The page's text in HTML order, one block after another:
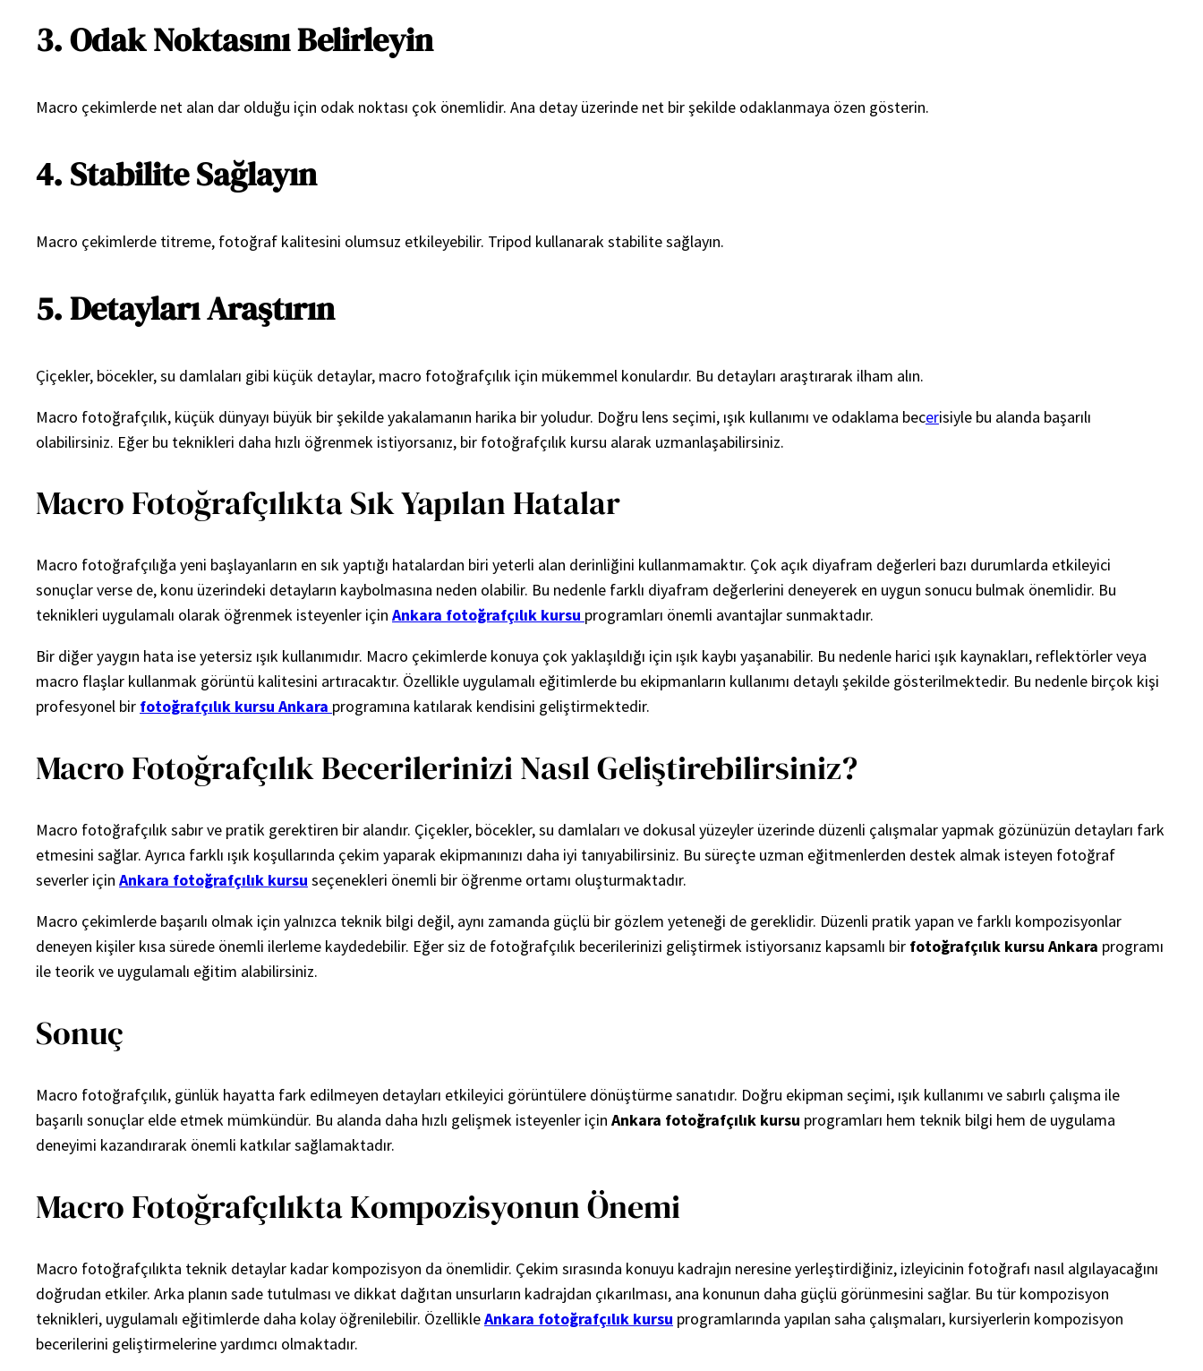
3. Odak Noktasını Belirleyin
Macro çekimlerde net alan dar olduğu için odak noktası çok önemlidir. Ana detay üzerinde net bir şekilde odaklanmaya özen gösterin.
4. Stabilite Sağlayın
Macro çekimlerde titreme, fotoğraf kalitesini olumsuz etkileyebilir. Tripod kullanarak stabilite sağlayın.
5. Detayları Araştırın
Çiçekler, böcekler, su damlaları gibi küçük detaylar, macro fotoğrafçılık için mükemmel konulardır. Bu detayları araştırarak ilham alın.
Macro fotoğrafçılık, küçük dünyayı büyük bir şekilde yakalamanın harika bir yoludur. Doğru lens seçimi, ışık kullanımı ve odaklama becerisiyle bu alanda başarılı
olabilirsiniz. Eğer bu teknikleri daha hızlı öğrenmek istiyorsanız, bir fotoğrafçılık kursu alarak uzmanlaşabilirsiniz.
Macro Fotoğrafçılıkta Sık Yapılan Hatalar
Macro fotoğrafçılığa yeni başlayanların en sık yaptığı hatalardan biri yeterli alan derinliğini kullanmamaktır. Çok açık diyafram değerleri bazı durumlarda etkileyici
sonuçlar verse de, konu üzerindeki detayların kaybolmasına neden olabilir. Bu nedenle farklı diyafram değerlerini deneyerek en uygun sonucu bulmak önemlidir. Bu
teknikleri uygulamalı olarak öğrenmek isteyenler için Ankara fotoğrafçılık kursu programları önemli avantajlar sunmaktadır.
Bir diğer yaygın hata ise yetersiz ışık kullanımıdır. Macro çekimlerde konuya çok yaklaşıldığı için ışık kaybı yaşanabilir. Bu nedenle harici ışık kaynakları, reflektörler veya
macro flaşlar kullanmak görüntü kalitesini artıracaktır. Özellikle uygulamalı eğitimlerde bu ekipmanların kullanımı detaylı şekilde gösterilmektedir. Bu nedenle birçok kişi
profesyonel bir fotoğrafçılık kursu Ankara programına katılarak kendisini geliştirmektedir.
Macro Fotoğrafçılık Becerilerinizi Nasıl Geliştirebilirsiniz?
Macro fotoğrafçılık sabır ve pratik gerektiren bir alandır. Çiçekler, böcekler, su damlaları ve dokusal yüzeyler üzerinde düzenli çalışmalar yapmak gözünüzün detayları fark
etmesini sağlar. Ayrıca farklı ışık koşullarında çekim yaparak ekipmanınızı daha iyi tanıyabilirsiniz. Bu süreçte uzman eğitmenlerden destek almak isteyen fotoğraf
severler için Ankara fotoğrafçılık kursu seçenekleri önemli bir öğrenme ortamı oluşturmaktadır.
Macro çekimlerde başarılı olmak için yalnızca teknik bilgi değil, aynı zamanda güçlü bir gözlem yeteneği de gereklidir. Düzenli pratik yapan ve farklı kompozisyonlar
deneyen kişiler kısa sürede önemli ilerleme kaydedebilir. Eğer siz de fotoğrafçılık becerilerinizi geliştirmek istiyorsanız kapsamlı bir fotoğrafçılık kursu Ankara programı
ile teorik ve uygulamalı eğitim alabilirsiniz.
Sonuç
Macro fotoğrafçılık, günlük hayatta fark edilmeyen detayları etkileyici görüntülere dönüştürme sanatıdır. Doğru ekipman seçimi, ışık kullanımı ve sabırlı çalışma ile
başarılı sonuçlar elde etmek mümkündür. Bu alanda daha hızlı gelişmek isteyenler için Ankara fotoğrafçılık kursu programları hem teknik bilgi hem de uygulama
deneyimi kazandırarak önemli katkılar sağlamaktadır.
Macro Fotoğrafçılıkta Kompozisyonun Önemi
Macro fotoğrafçılıkta teknik detaylar kadar kompozisyon da önemlidir. Çekim sırasında konuyu kadrajın neresine yerleştirdiğiniz, izleyicinin fotoğrafı nasıl algılayacağını
doğrudan etkiler. Arka planın sade tutulması ve dikkat dağıtan unsurların kadrajdan çıkarılması, ana konunun daha güçlü görünmesini sağlar. Bu tür kompozisyon
teknikleri, uygulamalı eğitimlerde daha kolay öğrenilebilir. ÖzellikleAnkara fotoğrafçılık kursu programlarında yapılan saha çalışmaları, kursiyerlerin kompozisyon
becerilerini geliştirmelerine yardımcı olmaktadır.